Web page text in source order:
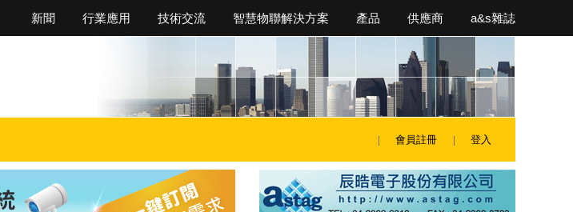
新聞 行業應用 技術交流 智慧物聯解決方案 產品 供應商 a&s雜誌
會員註冊 登入